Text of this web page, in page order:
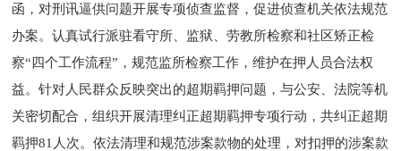
函，对刑讯逼供问题开展专项侦查监督，促进侦查机关依法规范
办案。认真试行派驻看守所、监狱、劳教所检察和社区矫正检
察“四个工作流程”，规范监所检察工作，维护在押人员合法权
益。针对人民群众反映突出的超期羁押问题，与公安、法院等机
关密切配合，组织开展清理纠正超期羁押专项行动，共纠正超期
羁押81人次。依法清理和规范涉案款物的处理，对扣押的涉案款